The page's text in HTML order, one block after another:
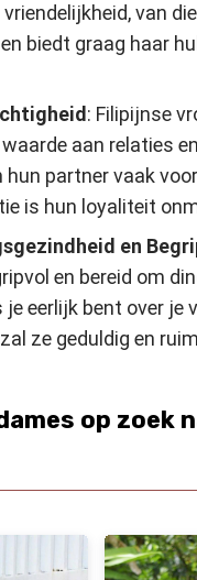
van
biedt graag haar
: Filipijnse
aan relaties
hun partner vaak
is hun loyaliteit
en
en bereid om
je eerlijk bent over je
ze geduldig en
op zoek